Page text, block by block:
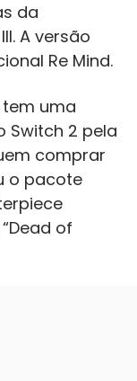
da
A versão
Re Mind.
tem uma
Switch 2 pela
comprar
o pacote
of